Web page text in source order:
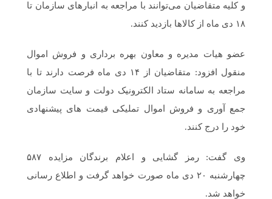
و کلیه متقاضیان می‌توانند با مراجعه به انبارهای سازمان تا
۱۸ دی ماه از کالاها بازدید کنند.
عضو هیات مدیره و معاون بهره برداری و فروش اموال
منقول افزود: متقاضیان از ۱۴ دی ماه فرصت دارند تا با
مراجعه به سامانه ستاد الکترونیک دولت و سایت سازمان
جمع آوری و فروش اموال تملیکی قیمت های پیشنهادی
خود را درج کنند.
وی گفت: رمز گشایی و اعلام برندگان مزایده ۵۸۷
چهارشنبه ۲۰ دی ماه صورت خواهد گرفت و اطلاع رسانی
خواهد شد.